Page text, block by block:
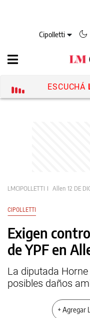
Cipolletti
ESCUCHÁ
LMCIPOLLETTI Allen 12 DE
CIPOLLETTI
Exigen
de YPF en
La diputada
posibles daños
+ Agregar